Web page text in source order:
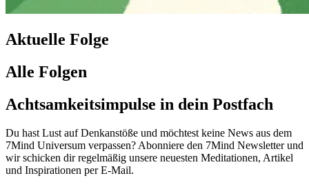
Aktuelle Folge
Alle Folgen
Achtsamkeitsimpulse in dein Postfach
Du hast Lust auf Denkanstöße und möchtest keine News aus dem
7Mind Universum verpassen? Abon­niere den 7Mind News­let­ter und
wir schicken dir regelmäßig unsere neuesten Meditationen, Artikel
und Inspirationen per E-Mail.